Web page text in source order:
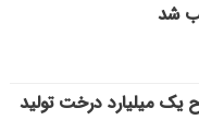
شد
یک میلیارد درخت تولید